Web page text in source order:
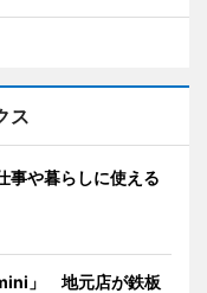
ス
や暮らしに使える
」 地元店が鉄板